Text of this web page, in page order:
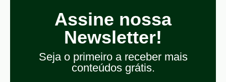
Assine nossa
Newsletter!
Seja o primeiro a receber mais
conteúdos grátis.